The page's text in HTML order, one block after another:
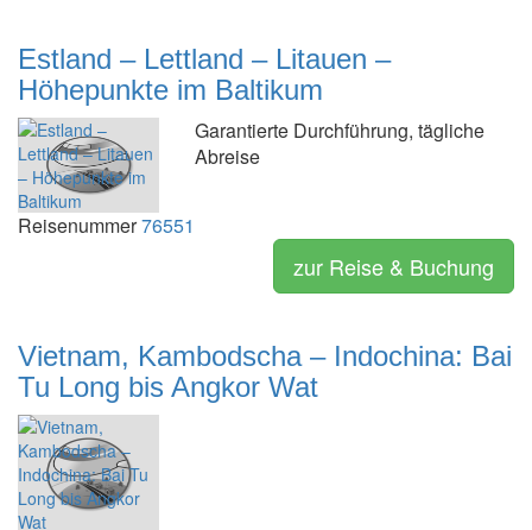
Estland – Lettland – Litauen –
Höhepunkte im Baltikum
Garantierte Durchführung, tägliche
Abreise
Reisenummer76551
zur Reise & Buchung
Vietnam, Kambodscha – Indochina: Bai
Tu Long bis Angkor Wat